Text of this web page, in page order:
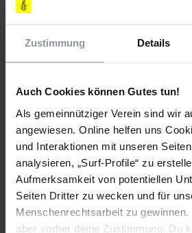
Zustimmung Details
Auch Cookies können Gutes tun!
Als gemeinnütziger Verein sind wir
angewiesen. Online helfen uns
und Interaktionen mit unseren
analysieren, „Surf-Profile“ zu
Aufmerksamkeit von potentiellen
Seiten Dritter zu wecken und für
Menschenrechtsarbeit zu
aber vorher deine Zustimmung. Du
Der Fall eines gleichgeschlechtlichen
hatte, wurde noch vom
Gericht hatte sich an den Gerichtshof
harmonisierten Auslegung des EU-
und freie Wahl des Aufenthaltsortes
Paare.
Antiterrormaßnahmen und
Der Fall des saudi-arabischen
Nashiri, der im US-Gefangenenlager
Kuba inhaftiert ist, war weiterhin beim